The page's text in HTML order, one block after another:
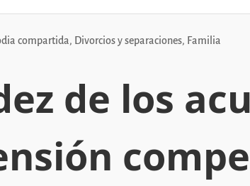
compartida, Divorcios y separaciones, Familia
de los